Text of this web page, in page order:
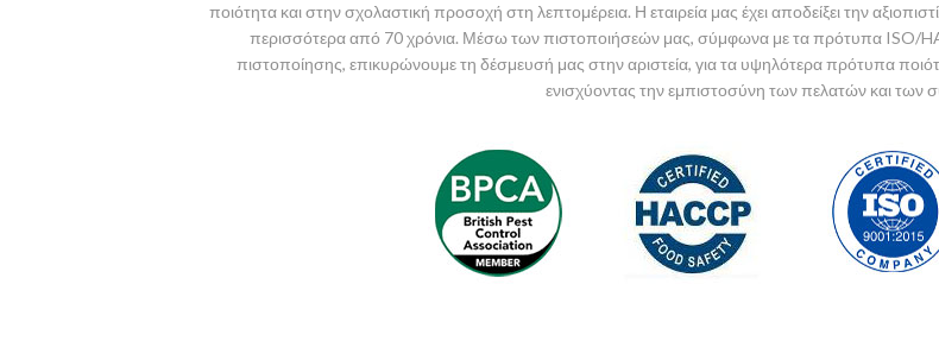
ποιότητα και στην σχολαστική προσοχή στη λεπτομέρεια. Η εταιρεία μας έχει αποδείξει την
περισσότερα από 70 χρόνια. Μέσω των πιστοποιήσεών μας, σύμφωνα με τα πρότυπα ISO/
πιστοποίησης, επικυρώνουμε τη δέσμευσή μας στην αριστεία, για τα υψηλότερα πρότυπα
ενισχύοντας την εμπιστοσύνη των πελατών και των